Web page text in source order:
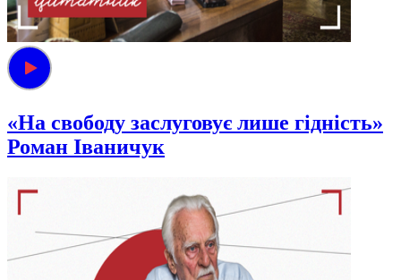
«На свободу заслуговує лише гідність»
Роман Іваничук